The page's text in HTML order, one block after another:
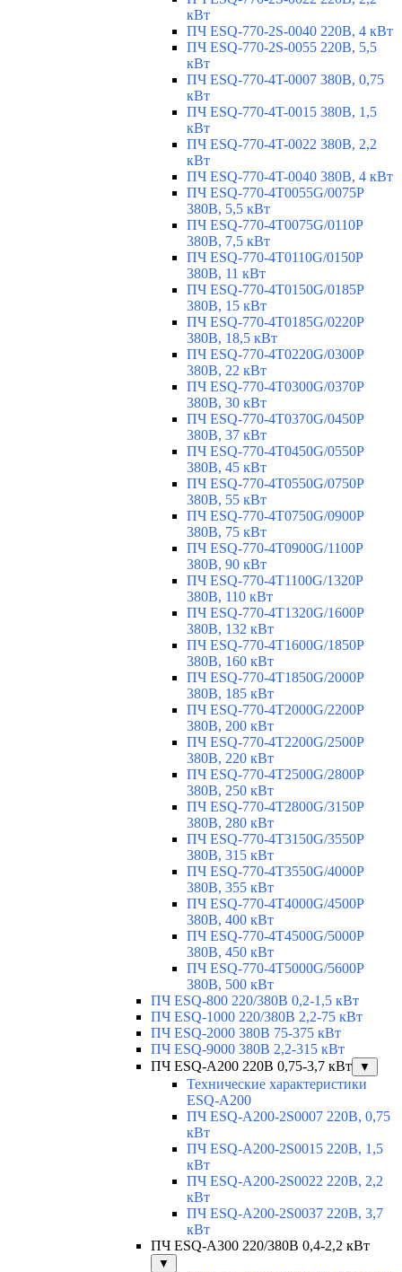
кВт
ПЧ ESQ-770-2S-0040 220В, 4 кВт
ПЧ ESQ-770-2S-0055 220В, 5,5
кВт
ПЧ ESQ-770-4T-0007 380В, 0,75
кВт
ПЧ ESQ-770-4T-0015 380В, 1,5
кВт
ПЧ ESQ-770-4T-0022 380В, 2,2
кВт
ПЧ ESQ-770-4T-0040 380В, 4 кВт
ПЧ ESQ-770-4T0055G/0075P
380В, 5,5 кВт
ПЧ ESQ-770-4T0075G/0110P
380В, 7,5 кВт
ПЧ ESQ-770-4T0110G/0150P
380В, 11 кВт
ПЧ ESQ-770-4T0150G/0185P
380В, 15 кВт
ПЧ ESQ-770-4T0185G/0220P
380В, 18,5 кВт
ПЧ ESQ-770-4T0220G/0300P
380В, 22 кВт
ПЧ ESQ-770-4T0300G/0370P
380В, 30 кВт
ПЧ ESQ-770-4T0370G/0450P
380В, 37 кВт
ПЧ ESQ-770-4T0450G/0550P
380В, 45 кВт
ПЧ ESQ-770-4T0550G/0750P
380В, 55 кВт
ПЧ ESQ-770-4T0750G/0900P
380В, 75 кВт
ПЧ ESQ-770-4T0900G/1100P
380В, 90 кВт
ПЧ ESQ-770-4T1100G/1320P
380В, 110 кВт
ПЧ ESQ-770-4T1320G/1600P
380В, 132 кВт
ПЧ ESQ-770-4T1600G/1850P
380В, 160 кВт
ПЧ ESQ-770-4T1850G/2000P
380В, 185 кВт
ПЧ ESQ-770-4T2000G/2200P
380В, 200 кВт
ПЧ ESQ-770-4T2200G/2500P
380В, 220 кВт
ПЧ ESQ-770-4T2500G/2800P
380В, 250 кВт
ПЧ ESQ-770-4T2800G/3150P
380В, 280 кВт
ПЧ ESQ-770-4T3150G/3550P
380В, 315 кВт
ПЧ ESQ-770-4T3550G/4000P
380В, 355 кВт
ПЧ ESQ-770-4T4000G/4500P
380В, 400 кВт
ПЧ ESQ-770-4T4500G/5000P
380В, 450 кВт
ПЧ ESQ-770-4T5000G/5600P
380В, 500 кВт
ПЧ ESQ-800 220/380В 0,2-1,5 кВт
ПЧ ESQ-1000 220/380В 2,2-75 кВт
ПЧ ESQ-2000 380В 75-375 кВт
ПЧ ESQ-9000 380В 2,2-315 кВт
ПЧ ESQ-A200 220В 0,75-3,7 кВт
▼
Технические характеристики
ESQ-A200
ПЧ ESQ-A200-2S0007 220В, 0,75
кВт
ПЧ ESQ-A200-2S0015 220В, 1,5
кВт
ПЧ ESQ-A200-2S0022 220В, 2,2
кВт
ПЧ ESQ-A200-2S0037 220В, 3,7
кВт
ПЧ ESQ-A300 220/380В 0,4-2,2 кВт
▼